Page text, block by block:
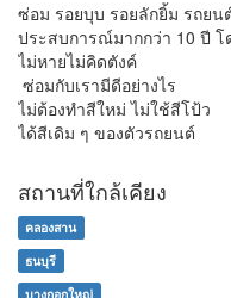
ซ่อม รอยบุบ รอยลักยิ้ม รถย
ประสบการณ์มากกว่า 10 ปี
ไม่หายไม่คิดตังค์
ซ่อมกับเรามีดีอย่างไร
ไม่ต้องทำสีใหม่ ไม่ใช้สีโป้ว
ได้สีเดิม ๆ ของตัวรถยนต์
สถานที่ใกล้เคียง
คลองสาน
ธนบุรี
บางกอกใหญ่